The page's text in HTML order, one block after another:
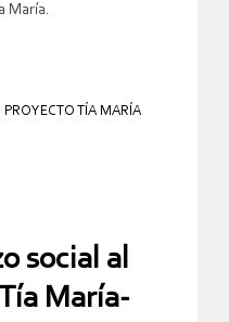
María.
PROYECTO TÍA MARÍA
social al
María-